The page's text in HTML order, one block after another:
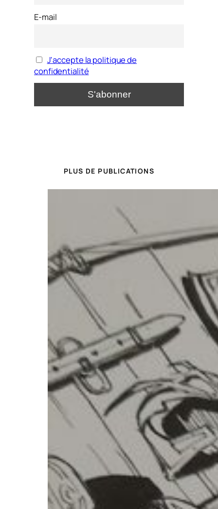
E-mail
J'accepte la politique de
confidentialité
PLUS DE PUBLICATIONS